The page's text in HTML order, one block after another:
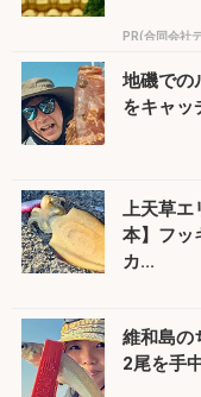
PR(合同会社
地磯での
をキャッ
上天草エ
本】フッ
カ...
維和島の
2尾を手